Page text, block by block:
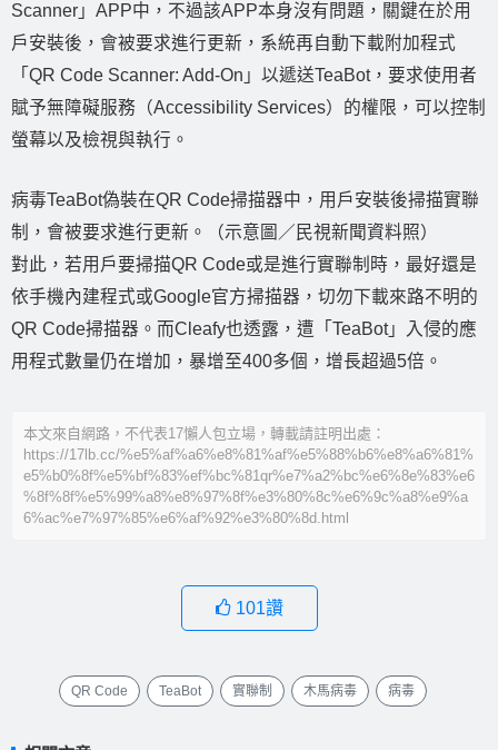
Scanner」APP中，不過該APP本身沒有問題，關鍵在於用
戶安裝後，會被要求進行更新，系統再自動下載附加程式
「QR Code Scanner: Add-On」以遞送TeaBot，要求使用者
賦予無障礙服務（Accessibility Services）的權限，可以控制
螢幕以及檢視與執行。
病毒TeaBot偽裝在QR Code掃描器中，用戶安裝後掃描實聯
制，會被要求進行更新。（示意圖／民視新聞資料照）
對此，若用戶要掃描QR Code或是進行實聯制時，最好還是
依手機內建程式或Google官方掃描器，切勿下載來路不明的
QR Code掃描器。而Cleafy也透露，遭「TeaBot」入侵的應
用程式數量仍在增加，暴增至400多個，增長超過5倍。
本文來自網路，不代表17懶人包立場，轉載請註明出處：
https://17lb.cc/%e5%af%a6%e8%81%af%e5%88%b6%e8%a6%81%
e5%b0%8f%e5%bf%83%ef%bc%81qr%e7%a2%bc%e6%8e%83%e6
%8f%8f%e5%99%a8%e8%97%8f%e3%80%8c%e6%9c%a8%e9%a
6%ac%e7%97%85%e6%af%92%e3%80%8d.html
101讚
QR Code TeaBot 實聯制 木馬病毒 病毒